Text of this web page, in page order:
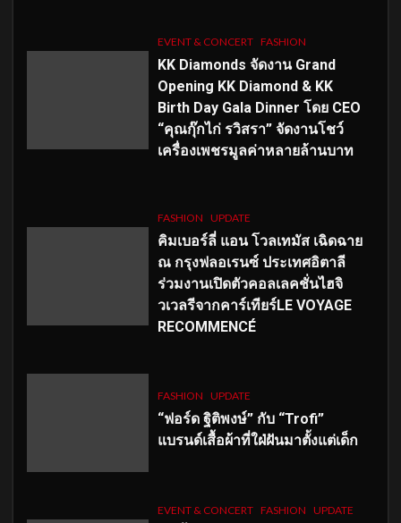
EVENT & CONCERT FASHION
KK Diamonds จัดงาน Grand
Opening KK Diamond & KK
Birth Day Gala Dinner โดย CEO
“คุณกุ๊กไก่ รวิสรา” จัดงานโชว์
เครื่องเพชรมูลค่าหลายล้านบาท
FASHION UPDATE
คิมเบอร์ลี่ แอน โวลเทมัส เฉิดฉาย
ณ กรุงฟลอเรนซ์ ประเทศอิตาลี
ร่วมงานเปิดตัวคอลเลคชั่นไฮจิ
วเวลรีจากคาร์เทียร์LE VOYAGE
RECOMMENCÉ
FASHION UPDATE
“ฟอร์ด ฐิติพงษ์” กับ “Trofi”
แบรนด์เสื้อผ้าที่ใฝ่ฝันมาตั้งแต่เด็ก
EVENT & CONCERT FASHION UPDATE